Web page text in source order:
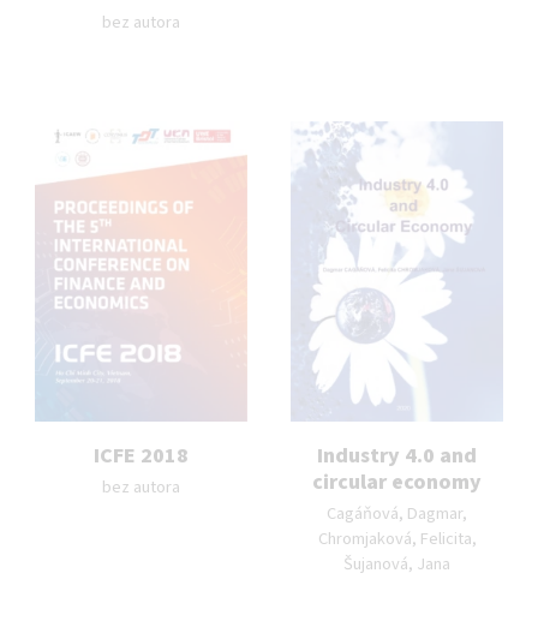
Autor publikace:
bez autora
ICFE 2018
Autor publikace:
bez autora
Industry 4.0 and
circular economy
Autor publikace:
Cagáňová, Dagmar,
Chromjaková, Felicita,
Šujanová, Jana